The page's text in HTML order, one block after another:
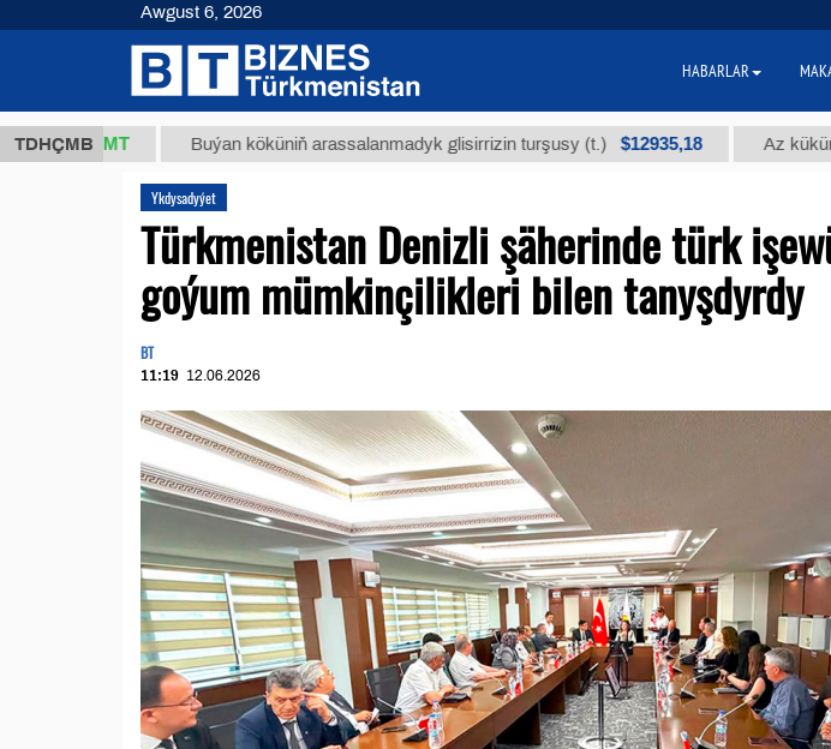
TDHÇMB
ТМТ Buýan köküniň arassalanmadyk glisirrizin turşusy (t.) $12935,18 Az kükürtli
Ykdysadyýet
Türkmenistan Denizli şäherinde türk
goýum mümkinçilikleri bilen tanyşdyrdy
BT
11:19 12.06.2026
Awgust 6, 2026
HABARLAR